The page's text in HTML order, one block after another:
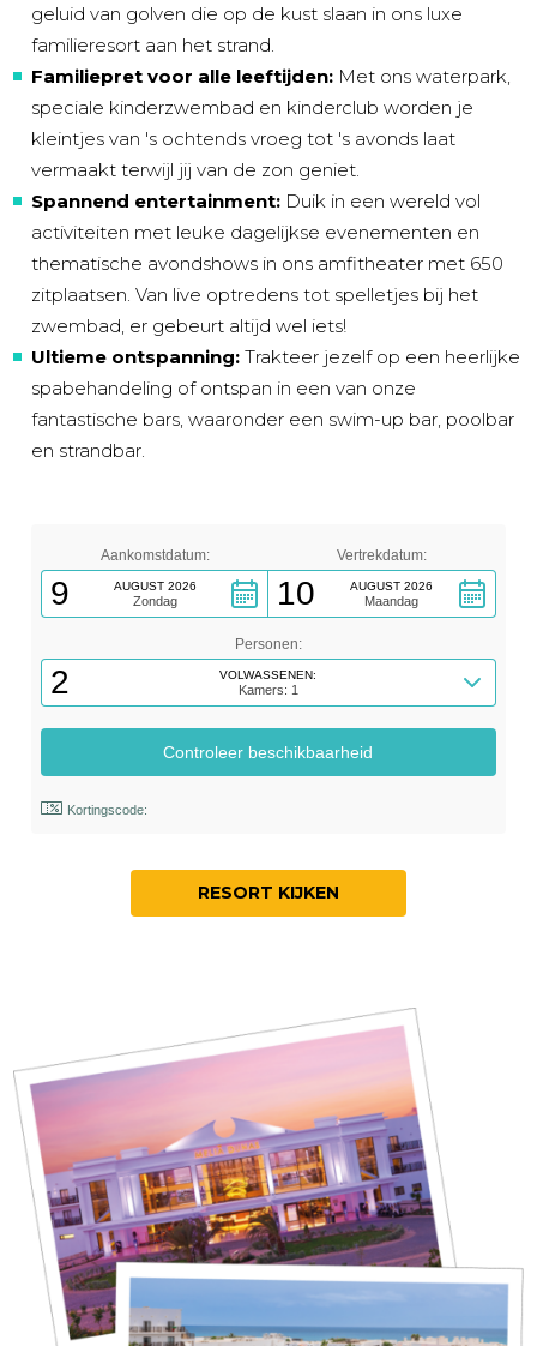
geluid van golven die op de kust slaan in ons luxe
familieresort aan het strand.
Familiepret voor alle leeftijden: Met ons waterpark,
speciale kinderzwembad en kinderclub worden je
kleintjes van 's ochtends vroeg tot 's avonds laat
vermaakt terwijl jij van de zon geniet.
Spannend entertainment: Duik in een wereld vol
activiteiten met leuke dagelijkse evenementen en
thematische avondshows in ons amfitheater met 650
zitplaatsen. Van live optredens tot spelletjes bij het
zwembad, er gebeurt altijd wel iets!
Ultieme ontspanning: Trakteer jezelf op een heerlijke
spabehandeling of ontspan in een van onze
fantastische bars, waaronder een swim-up bar, poolbar
en strandbar.
Aankomstdatum:
9 AUGUST 2026
Zondag
Vertrekdatum:
10 AUGUST 2026
Maandag
Personen:
2 VOLWASSENEN:
Kamers: 1
Kortingscode:
RESORT KIJKEN